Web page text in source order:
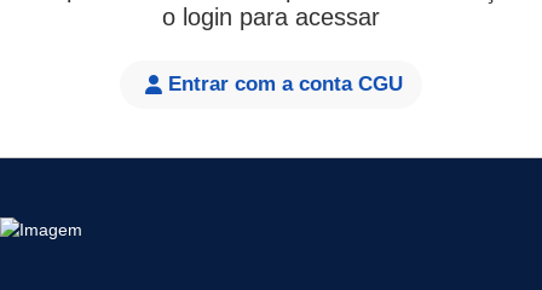
o login para acessar
Entrar com a conta CGU